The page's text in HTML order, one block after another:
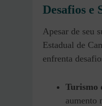
Desafios e
Apesar de seu
Estadual de
enfrenta
Turismo
aumento